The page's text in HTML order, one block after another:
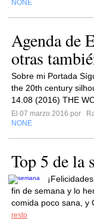
NONE
Agenda de
otras
Sobre mi Portada
the 20th century
14.08 (2016) THE
El 07 marzo 2016 por
NONE
Top 5 de la
fin de semana y lo
comida poco sana, y
resto